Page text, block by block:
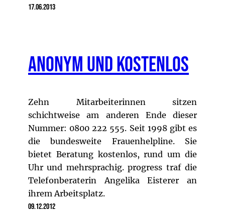
17.06.2013
Anonym und kostenlos
Zehn Mitarbeiterinnen sitzen
schichtweise am anderen Ende dieser
Nummer: 0800 222 555. Seit 1998 gibt es
die bundesweite Frauenhelpline. Sie
bietet Beratung kostenlos, rund um die
Uhr und mehrsprachig. progress traf die
Telefonberaterin Angelika Eisterer an
ihrem Arbeitsplatz.
09.12.2012